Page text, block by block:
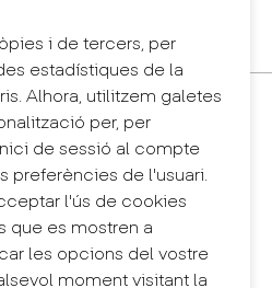
i de tercers, per
estadístiques de la
Alhora, utilitzem galetes
per, per
de sessió al compte
preferències de l'usuari.
l'ús de cookies
que es mostren a
les opcions del vostre
moment visitant la
(canal de denúncies)